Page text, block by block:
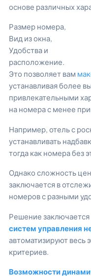
основе различных
Размер номера,
Вид из окна,
Удобства и
расположение.
Это позволяет вам
устанавливая более
привлекательными
на номера с менее
Например, отель с
устанавливать
тогда как номера без
Однако сложность
заключается в
номеров с разными
Решение заключается
систем управления
автоматизируют весь
критериев.
Возможности